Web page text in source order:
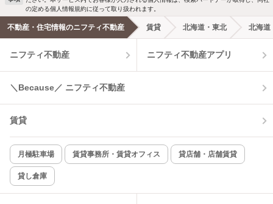
の定める個人情報規約に従って取り扱われます。
不動産・住宅情報のニフティ不動産 賃貸 北海道・東北 北海道
ニフティ不動産 ニフティ不動産アプリ
＼Because／ ニフティ不動産
賃貸
月極駐車場 賃貸事務所・賃貸オフィス 貸店舗・店舗賃貸
貸し倉庫